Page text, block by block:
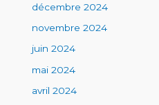
décembre 2024
novembre 2024
juin 2024
mai 2024
avril 2024